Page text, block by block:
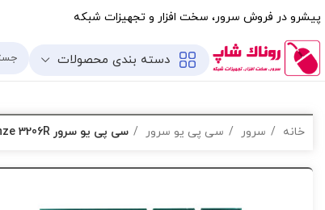
پیشرو در فروش سرور، سخت افزار و تجهیزات شبکه
دسته بندی محصولات
خانه سرور سی پی یو سرور سی پی یو سرور Intel Xeon Bronze 3206R